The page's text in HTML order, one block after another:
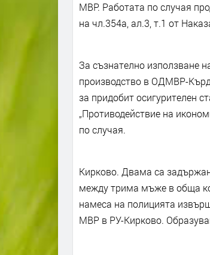
МВР. Работата по случая
на чл.354а, ал.3, т.1 от
За съзнателно използване
производство в ОДМВР-
за придобит осигурителен
„Противодействие на
по случая.
Кирково. Двама са
между трима мъже в обща
намеса на полицията
МВР в РУ-Кирково.